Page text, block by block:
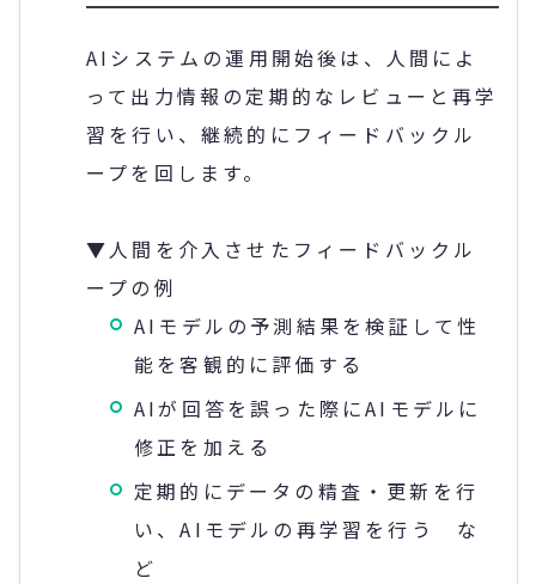
AIシステムの運用開始後は、人間によ
って出力情報の定期的なレビューと再学
習を行い、継続的にフィードバックル
ープを回します。
▼人間を介入させたフィードバックル
ープの例
AIモデルの予測結果を検証して性
能を客観的に評価する
AIが回答を誤った際にAIモデルに
修正を加える
定期的にデータの精査・更新を行
い、AIモデルの再学習を行う な
ど